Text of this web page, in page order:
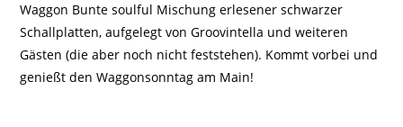
Waggon Bunte soulful Mischung erlesener schwarzer
Schallplatten, aufgelegt von Groovintella und weiteren
Gästen (die aber noch nicht feststehen). Kommt vorbei und
genießt den Waggonsonntag am Main!